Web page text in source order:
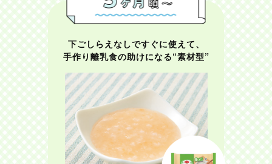
下ごしらえなしですぐに使えて、
手作り離乳食の助けになる“素材型”